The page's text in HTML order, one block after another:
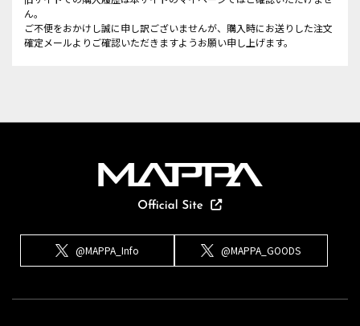
ん。
ご不便をおかけし誠に申し訳ございませんが、購入時にお送りした注文
確定メールよりご確認いただきますようお願い申し上げます。
@MAPPA_Info @MAPPA_GOODS